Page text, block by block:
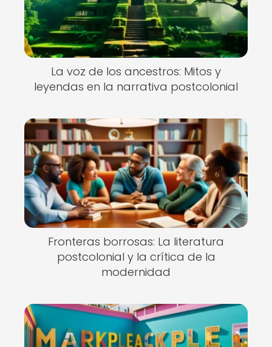
La voz de los ancestros: Mitos y
leyendas en la narrativa postcolonial
Fronteras borrosas: La literatura
postcolonial y la crítica de la
modernidad